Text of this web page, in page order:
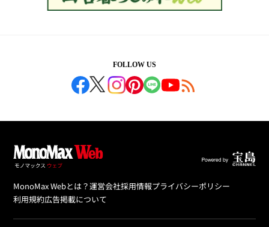
FOLLOW US
MonoMax Webとは？運営会社採用情報プライバシーポリシー
利用規約広告掲載について